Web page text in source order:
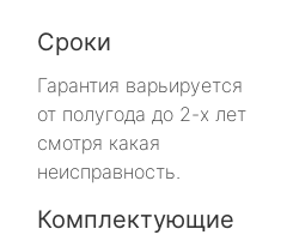
Сроки
Гарантия варьируется
от полугода до 2-х лет
смотря какая
неисправность.
Комплектующие